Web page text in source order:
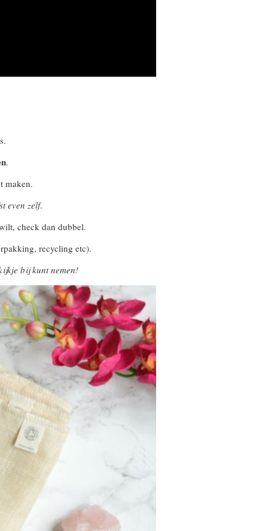
.
maken.
even zelf.
check dan dubbel.
recycling etc).
bij kunt nemen!